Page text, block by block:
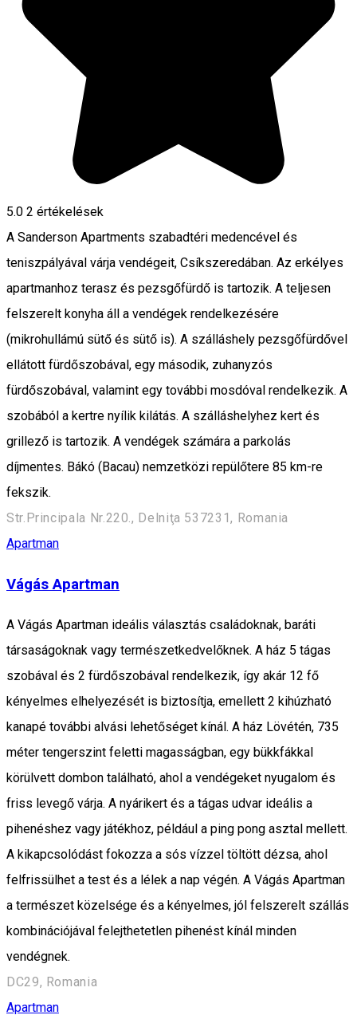
5.0 2 értékelések
A Sanderson Apartments szabadtéri medencével és
teniszpályával várja vendégeit, Csíkszeredában. Az erkélyes
apartmanhoz terasz és pezsgőfürdő is tartozik. A teljesen
felszerelt konyha áll a vendégek rendelkezésére
(mikrohullámú sütő és sütő is). A szálláshely pezsgőfürdővel
ellátott fürdőszobával, egy második, zuhanyzós
fürdőszobával, valamint egy további mosdóval rendelkezik. A
szobából a kertre nyílik kilátás. A szálláshelyhez kert és
grillező is tartozik. A vendégek számára a parkolás
díjmentes. Bákó (Bacau) nemzetközi repülőtere 85 km-re
fekszik.
Str.Principala Nr.220., Delniţa 537231, Romania
Apartman
Vágás Apartman
A Vágás Apartman ideális választás családoknak, baráti
társaságoknak vagy természetkedvelőknek. A ház 5 tágas
szobával és 2 fürdőszobával rendelkezik, így akár 12 fő
kényelmes elhelyezését is biztosítja, emellett 2 kihúzható
kanapé további alvási lehetőséget kínál. A ház Lövétén, 735
méter tengerszint feletti magasságban, egy bükkfákkal
körülvett dombon található, ahol a vendégeket nyugalom és
friss levegő várja. A nyárikert és a tágas udvar ideális a
pihenéshez vagy játékhoz, például a ping pong asztal mellett.
A kikapcsolódást fokozza a sós vízzel töltött dézsa, ahol
felfrissülhet a test és a lélek a nap végén. A Vágás Apartman
a természet közelsége és a kényelmes, jól felszerelt szállás
kombinációjával felejthetetlen pihenést kínál minden
vendégnek.
DC29, Romania
Apartman